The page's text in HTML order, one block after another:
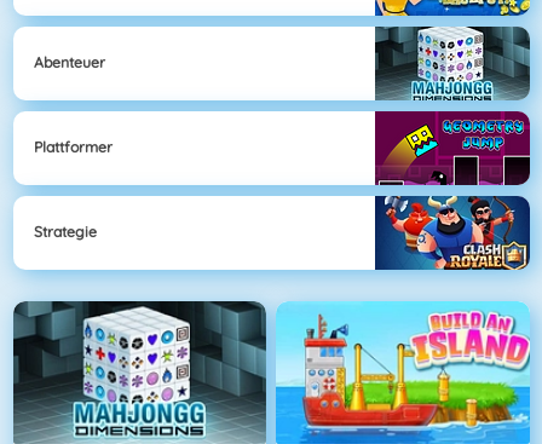
Abenteuer
Plattformer
Strategie